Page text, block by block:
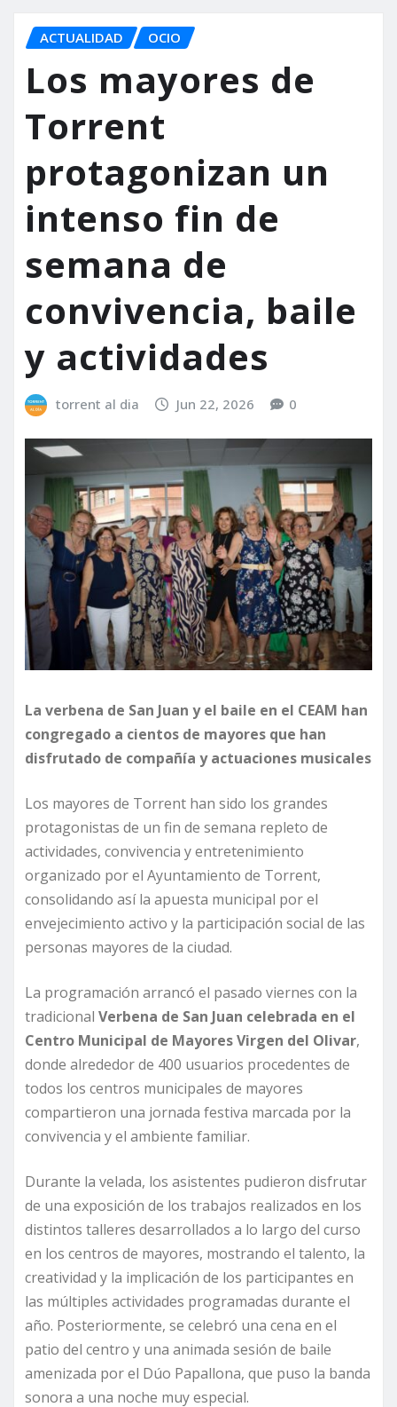
ACTUALIDAD OCIO
Los mayores de
Torrent
protagonizan un
intenso fin de
semana de
convivencia, baile
y actividades
torrent al dia Jun 22, 2026 0
La verbena de San Juan y el baile en el CEAM han
congregado a cientos de mayores que han
disfrutado de compañía y actuaciones musicales
Los mayores de Torrent han sido los grandes
protagonistas de un fin de semana repleto de
actividades, convivencia y entretenimiento
organizado por el Ayuntamiento de Torrent,
consolidando así la apuesta municipal por el
envejecimiento activo y la participación social de las
personas mayores de la ciudad.
La programación arrancó el pasado viernes con la
tradicional Verbena de San Juan celebrada en el
Centro Municipal de Mayores Virgen del Olivar,
donde alrededor de 400 usuarios procedentes de
todos los centros municipales de mayores
compartieron una jornada festiva marcada por la
convivencia y el ambiente familiar.
Durante la velada, los asistentes pudieron disfrutar
de una exposición de los trabajos realizados en los
distintos talleres desarrollados a lo largo del curso
en los centros de mayores, mostrando el talento, la
creatividad y la implicación de los participantes en
las múltiples actividades programadas durante el
año. Posteriormente, se celebró una cena en el
patio del centro y una animada sesión de baile
amenizada por el Dúo Papallona, que puso la banda
sonora a una noche muy especial.